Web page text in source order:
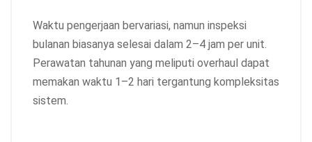
Waktu pengerjaan bervariasi, namun inspeksi
bulanan biasanya selesai dalam 2–4 jam per unit.
Perawatan tahunan yang meliputi overhaul dapat
memakan waktu 1–2 hari tergantung kompleksitas
sistem.